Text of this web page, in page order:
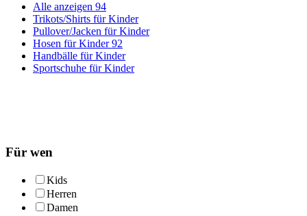
Alle anzeigen 94
Trikots/Shirts für Kinder
Pullover/Jacken für Kinder
Hosen für Kinder 92
Handbälle für Kinder
Sportschuhe für Kinder
Für wen
Kids
Herren
Damen